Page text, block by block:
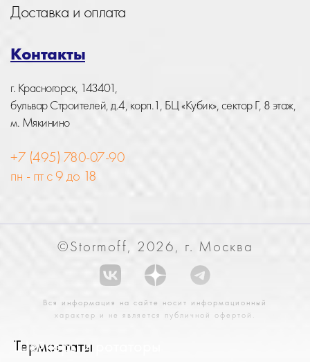
Термостаты
Шейкеры и ротаторы
Доставка и оплата
Контакты
г. Красногорск, 143401,
бульвар Строителей, д.4, корп.1, БЦ «Кубик», сектор Г, 8 этаж,
м. Мякинино
+7 (495) 780-07-90
пн - пт с 9 до 18
©Stormoff, 2026, г. Москва
Вся информация на сайте носит информационный
характер и не является публичной офертой.